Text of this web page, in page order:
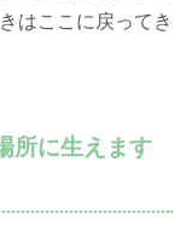
はここに戻ってき
所に生えます